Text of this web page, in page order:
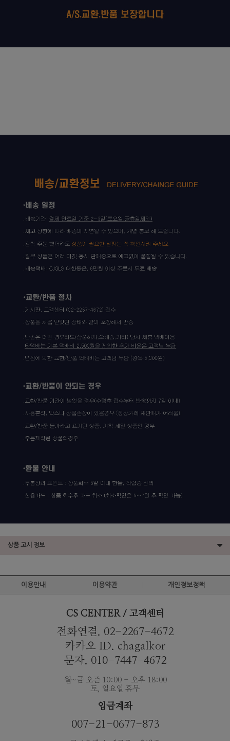
상품 고시 정보
이용안내 이용약관 개인정보정책
CS CENTER / 고객센터
전화연결. 02-2267-4672
카카오 ID. chagalkor
문자. 010-7447-4672
월~금 오즌 10:00 - 오후 18:00
토, 일요일 휴무
입금계좌
007-21-0677-873